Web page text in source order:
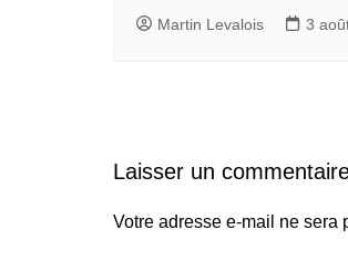
Martin Levalois 3
Laisser un
Votre adresse e-mail ne sera